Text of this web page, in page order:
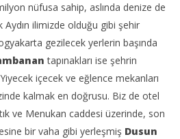
nüfusa sahip, aslında denize de
Aydın ilimizde olduğu gibi şehir
gezilecek yerlerin başında
tapınakları ise şehrin
içecek ve eğlence mekanları
kalmak en doğrusu. Biz de otel
ve Menukan caddesi üzerinde, son
bir vaha gibi yerleşmiş Dusun